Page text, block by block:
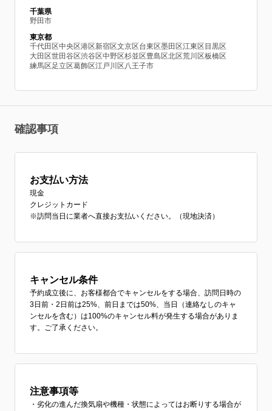
千葉県
野田市
東京都
千代田区中央区港区新宿区文京区台東区墨田区江東区 目黒区
大田区世田谷区渋谷区中野区杉並区豊島区北区荒川区板橋区
練馬区足立区葛飾区江戸川区八王子市
確認事項
お支払い方法
現金
クレジットカード
※訪問当日に業者へ直接お支払いください。（現地決済）
キャンセル条件
予約成立後に、お客様都合でキャンセルをする場合、訪問日時の
3日前・2日前は25%、前日までは50%、当日（連絡なしのキャ
ンセルを含む）は100%のキャンセル料が発生する場合がありま
す。ご了承ください。
注意事項等
・劣化の進んだ換気扇や機種・状態によってはお断りする場合が